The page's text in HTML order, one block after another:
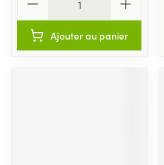
Ajouter au panier